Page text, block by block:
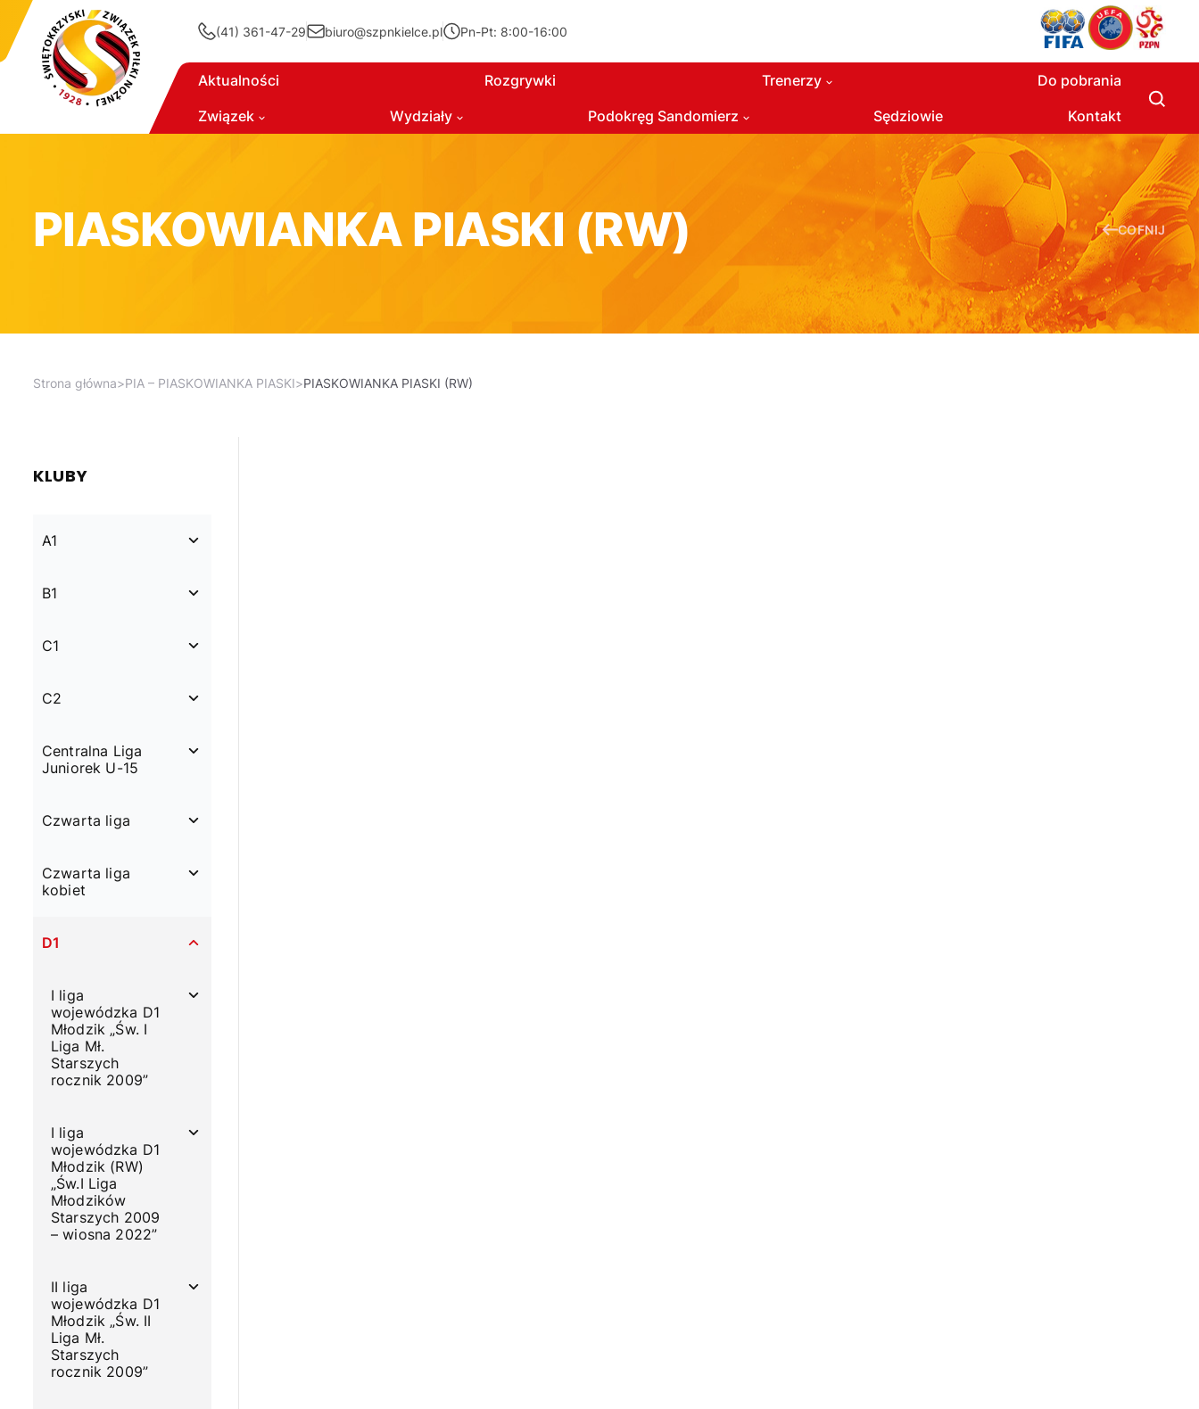
(41) 361-47-29 biuro@szpnkielce.pl Pn-Pt: 8:00-16:00
Związek
Aktualności
Wydziały
Rozgrywki
Podokręg Sandomierz
Trenerzy
Sędziowie
Do pobrania
Kontakt
PIASKOWIANKA PIASKI (RW) COFNIJ
Strona główna>PIA – PIASKOWIANKA PIASKI>PIASKOWIANKA PIASKI (RW)
KLUBY
A1
B1
C1
C2
Centralna Liga
Juniorek U-15
Czwarta liga
Czwarta liga
kobiet
D1
I liga
wojewódzka D1
Młodzik „Św. I
Liga Mł.
Starszych
rocznik 2009”
I liga
wojewódzka D1
Młodzik (RW)
„Św.I Liga
Młodzików
Starszych 2009
– wiosna 2022”
II liga
wojewódzka D1
Młodzik „Św. II
Liga Mł.
Starszych
rocznik 2009”